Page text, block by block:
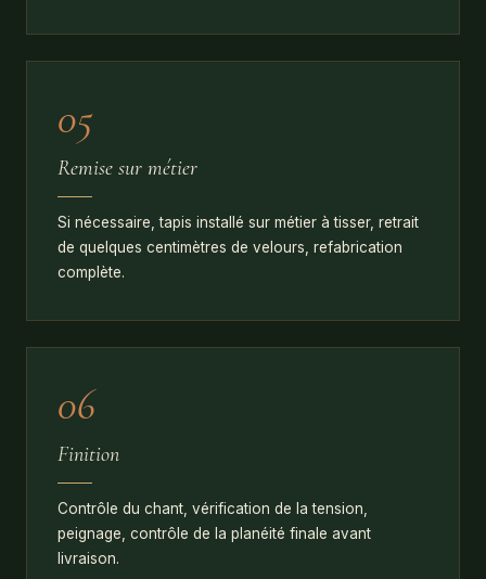
05
Remise sur métier
Si nécessaire, tapis installé sur métier à tisser, retrait
de quelques centimètres de velours, refabrication
complète.
06
Finition
Contrôle du chant, vérification de la tension,
peignage, contrôle de la planéité finale avant
livraison.
L'aiguille
lisière
signature
cordon
pression